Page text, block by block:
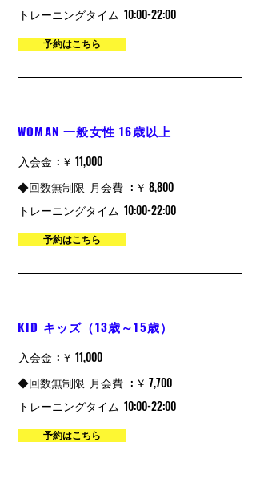
トレーニングタイム 10:00-22:00
予約はこちら
WOMAN 一般女性 16歳以上
入会金 : ￥ 11,000
​◆回数無制限 月会費 : ￥ 8,800
トレーニングタイム 10:00-22:00
予約はこちら
KID キッズ（13歳～15歳）
入会金 : ￥ 11,000
​◆回数無制限 月会費 : ￥ 7,700
トレーニングタイム 10:00-22:00
予約はこちら